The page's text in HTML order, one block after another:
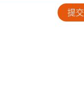
提交